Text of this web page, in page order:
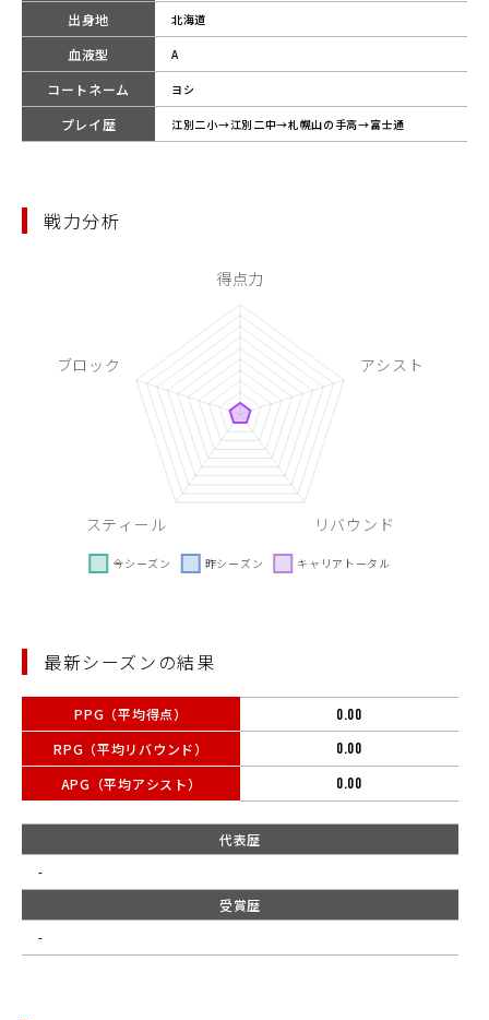
出身地 北海道
血液型 A
コートネーム ヨシ
プレイ歴 江別二小→江別二中→札幌山の手高→富士通
戦力分析
最新シーズンの結果
PPG（平均得点）
RPG（平均リバウンド）
APG（平均アシスト）
0.00
0.00
0.00
代表歴
-
受賞歴
-